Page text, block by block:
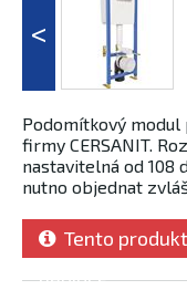
Podomítkový modul
firmy CERSANIT.
nastavitelná od 108
nutno objednat
Tento
nabídce